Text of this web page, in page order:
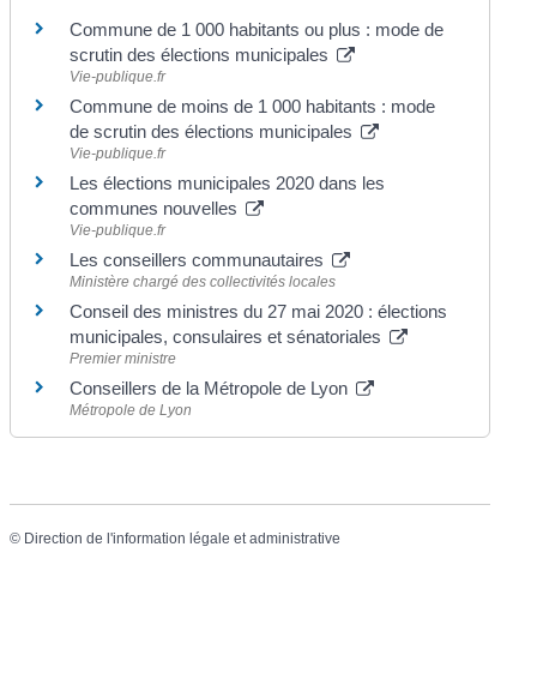
Commune de 1 000 habitants ou plus : mode de
scrutin des élections municipales
Vie-publique.fr
Commune de moins de 1 000 habitants : mode
de scrutin des élections municipales
Vie-publique.fr
Les élections municipales 2020 dans les
communes nouvelles
Vie-publique.fr
Les conseillers communautaires
Ministère chargé des collectivités locales
Conseil des ministres du 27 mai 2020 : élections
municipales, consulaires et sénatoriales
Premier ministre
Conseillers de la Métropole de Lyon
Métropole de Lyon
© Direction de l'information légale et administrative